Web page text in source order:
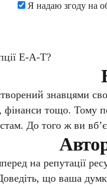
Я надаю згоду на
E‑A-T?
знавцями
тощо. Тому
До того ж ви
на репутації
Доведіть, що ваша